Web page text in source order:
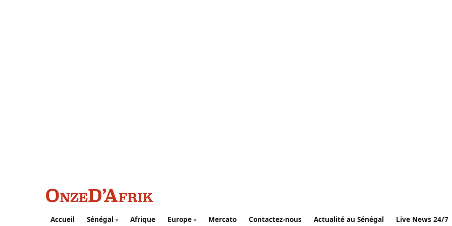
Aller au contenu principal
Accueil Sénégal Afrique Europe Mercato Contactez-nous Actualité au Sénégal Live News 24/7